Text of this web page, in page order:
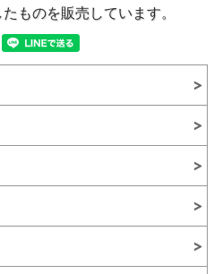
ものを販売しています。